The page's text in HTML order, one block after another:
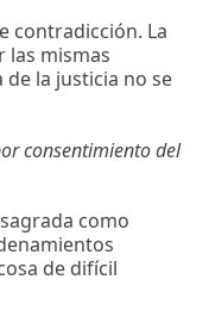
contradicción. La
las mismas
la justicia no se
consentimiento del
como
de difícil